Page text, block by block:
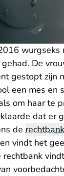
wurgseks
De
gestopt zijn
een mes en
om haar te
dat er
de rechtbank
vindt het
rechtbank